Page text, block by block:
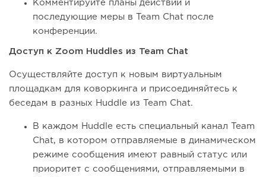
Комментируйте планы действий и
последующие меры в Team Chat после
конференции.
Доступ к Zoom Huddles из Team Chat
Осуществляйте доступ к новым виртуальным
площадкам для коворкинга и присоединяйтесь к
беседам в разных Huddle из Team Chat.
В каждом Huddle есть специальный канал Team
Chat, в котором отправляемые в динамическом
режиме сообщения имеют равный статус или
приоритет с сообщениями, отправляемыми в